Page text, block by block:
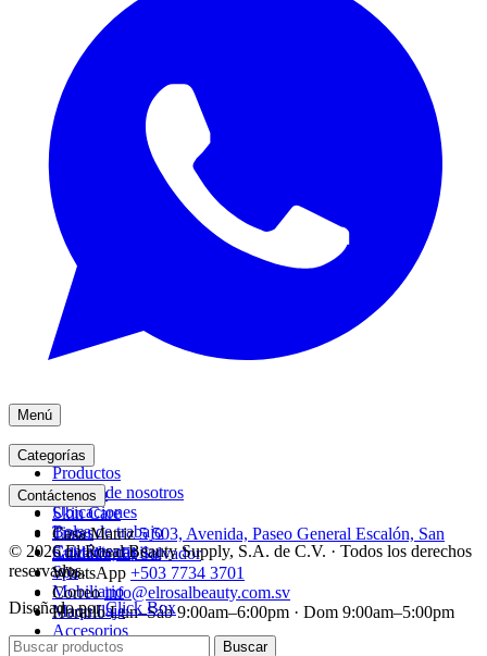
Menú
Inicio
Productos
Acerca de nosotros
Ubicaciones
Bolsa de trabajo
Contáctenos
Categorías
Acrílico
Skin Care
Tintes
Cuidado capilar
Spa
Mobiliario
Maquillaje
Accesorios
Contáctenos
Casa Matriz 5 503, Avenida, Paseo General Escalón, San
Salvador, El Salvador
WhatsApp +503 7734 3701
Correo info@elrosalbeauty.com.sv
Horario Lun–Sáb 9:00am–6:00pm · Dom 9:00am–5:00pm
© 2026 El Rosal Beauty Supply, S.A. de C.V. · Todos los derechos
reservados.
Diseñado porClick Box
Buscar